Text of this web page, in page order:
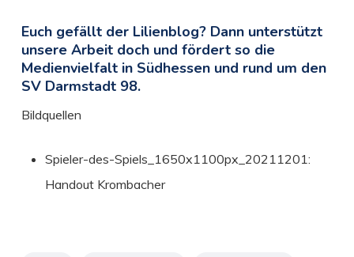
Euch gefällt der Lilienblog? Dann unterstützt
unsere Arbeit doch und fördert so die
Medienvielfalt in Südhessen und rund um den
SV Darmstadt 98.
Bildquellen
Spieler-des-Spiels_1650x1100px_20211201:
Handout Krombacher